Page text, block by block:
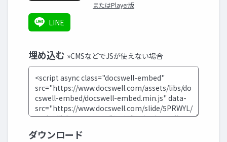
またはPlayer版
LINE
埋め込む »CMSなどでJSが使えない場合
ダウンロード